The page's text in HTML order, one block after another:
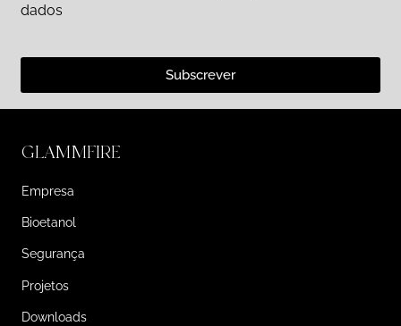
dados
Subscrever
GLAMMFIRE
Empresa
Bioetanol
Segurança
Projetos
Downloads